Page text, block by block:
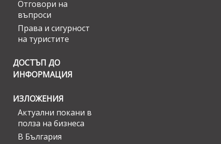
Отговори на
въпроси
Права и сигурност
на туристите
ДОСТЪП ДО
ИНФОРМАЦИЯ
ИЗЛОЖЕНИЯ
Актуални покани в
полза на бизнеса
В България